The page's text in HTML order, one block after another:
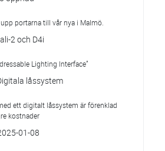
portarna till vår nya i Malmö.
2 och D4i
Lighting Interface”
låssystem
ett digitalt låssystem är förenklad
kostnader
01-08